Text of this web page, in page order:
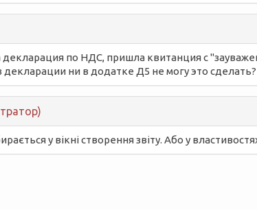
декларация по НДС, пришла квитанция с
декларации ни в додатке Д5 не могу это сделать?
у вікні створення звіту. Або у